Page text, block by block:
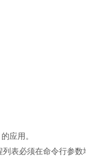
应用。
表必须在命令行参